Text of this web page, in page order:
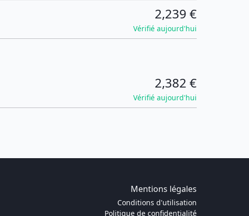
2,239 €
Vérifié aujourd'hui
2,382 €
Vérifié aujourd'hui
Mentions légales
Conditions d'utilisation
Politique de confidentialité